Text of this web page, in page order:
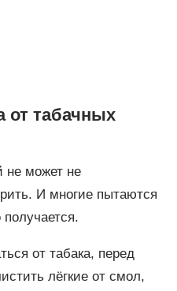
от табачных
не может не
И многие пытаются
от табака, перед
лёгкие от смол,